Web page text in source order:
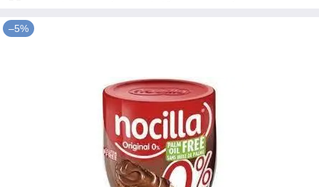
–5%